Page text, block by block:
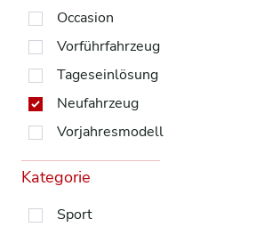
Occasion
Vorführfahrzeug
Tageseinlösung
Neufahrzeug
Vorjahresmodell
Kategorie
Sport